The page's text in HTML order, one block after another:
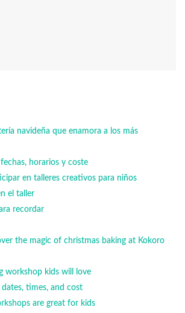
navideña que enamora a los más
horarios y coste
en talleres creativos para niños
el taller
recordar
the magic of christmas baking at Kokoro
workshop kids will love
times, and cost
are great for kids